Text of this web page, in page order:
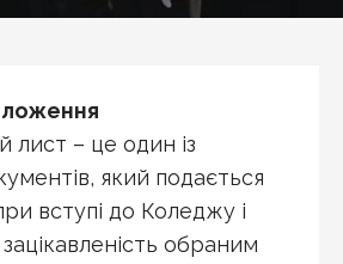
лист – це один із
який подається
вступі до Коледжу і
обраним